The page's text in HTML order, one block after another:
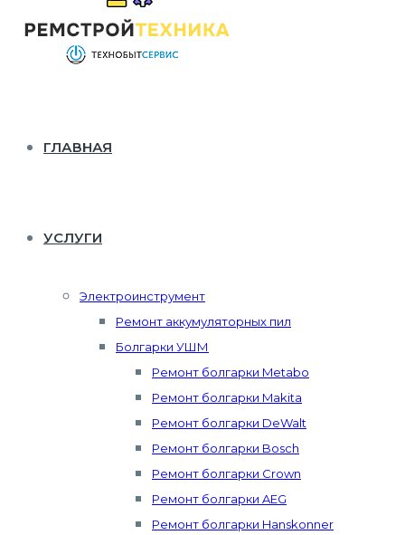
ГЛАВНАЯ
УСЛУГИ
Электроинструмент
Ремонт аккумуляторных пил
Болгарки УШМ
Ремонт болгарки Metabo
Ремонт болгарки Makita
Ремонт болгарки DeWalt
Ремонт болгарки Bosch
Ремонт болгарки Crown
Ремонт болгарки AEG
Ремонт болгарки Hanskonner